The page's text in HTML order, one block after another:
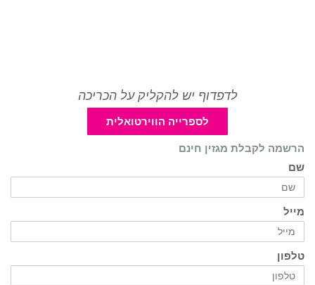
לדפדוף יש להקליק על הכריכה
לספרייה הווירטואלית
הרשמה לקבלת מגזין חינם
שם
מייל
טלפון